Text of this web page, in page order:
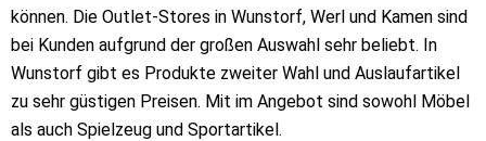
können. Die Outlet-Stores in Wunstorf, Werl und Kamen sind
bei Kunden aufgrund der großen Auswahl sehr beliebt. In
Wunstorf gibt es Produkte zweiter Wahl und Auslaufartikel
zu sehr güstigen Preisen. Mit im Angebot sind sowohl Möbel
als auch Spielzeug und Sportartikel.